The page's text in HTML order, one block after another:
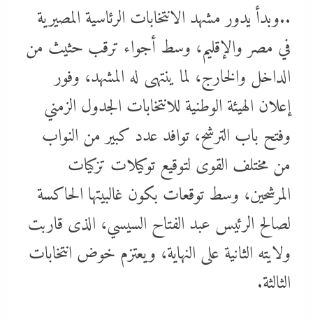
..وبدأ يدور مشهد الانتخابات الرئاسية المصيرية
في مصر والإقليم، وسط أجواء ترقب حثيث من
الداخل والخارج، لما ينتهى له المشهد، وفور
إعلان الهيئة الوطنية للانتخابات الجدول الزمني
وفتح باب الترشح، توافد عدد كبير من النواب
من مختلف القوى لتوقيع توكيلات تزكيات
المرشحين، وسط توقعات بكون غالبيتها الحاكسة
لصالح الرئيس عبد الفتاح السيسي، الذى قاربت
ولايته الثانية على النهاية، ويعتزم خوض انتخابات
الثالثة.